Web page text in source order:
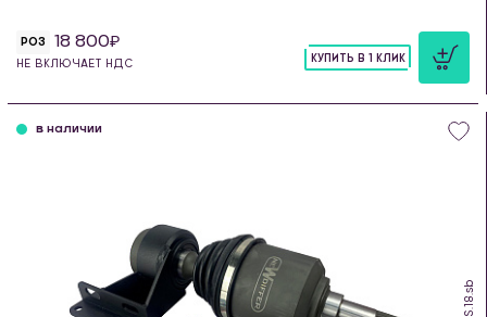
РОЗ 18 800
НЕ ВКЛЮЧАЕТ НДС
КУПИТЬ В 1 КЛИК
IS.18.sb
в наличии